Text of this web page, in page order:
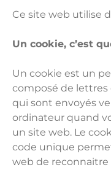
Ce site web utilise
Un cookie, c’est
Un cookie est un
composé de lettres
qui sont envoyés
ordinateur quand
un site web. Le
code unique
web de